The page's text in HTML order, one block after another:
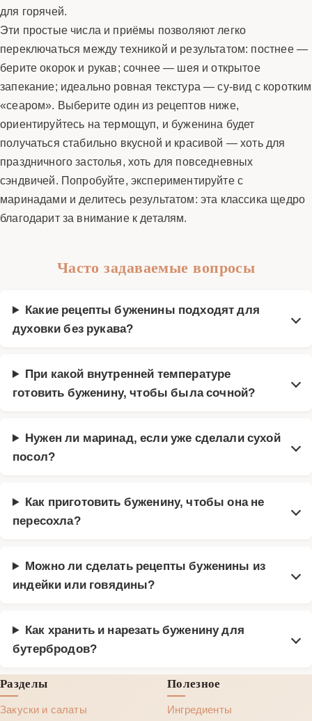
для горячей.
Эти простые числа и приёмы позволяют легко
переключаться между техникой и результатом: постнее —
берите окорок и рукав; сочнее — шея и открытое
запекание; идеально ровная текстура — су-вид с коротким
«сеаром». Выберите один из рецептов ниже,
ориентируйтесь на термощуп, и буженина будет
получаться стабильно вкусной и красивой — хоть для
праздничного застолья, хоть для повседневных
сэндвичей. Попробуйте, экспериментируйте с
маринадами и делитесь результатом: эта классика щедро
благодарит за внимание к деталям.
Часто задаваемые вопросы
Какие рецепты буженины подходят для
духовки без рукава?
При какой внутренней температуре
готовить буженину, чтобы была сочной?
Нужен ли маринад, если уже сделали сухой
посол?
Как приготовить буженину, чтобы она не
пересохла?
Можно ли сделать рецепты буженины из
индейки или говядины?
Как хранить и нарезать буженину для
бутербродов?
Разделы
Закуски и салаты
Полезное
Ингредиенты